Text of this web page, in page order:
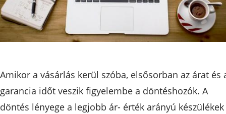
Amikor a vásárlás kerül szóba, elsősorban az árat és
garancia időt veszik figyelembe a döntéshozók. A
döntés lényege a legjobb ár- érték arányú készülékek